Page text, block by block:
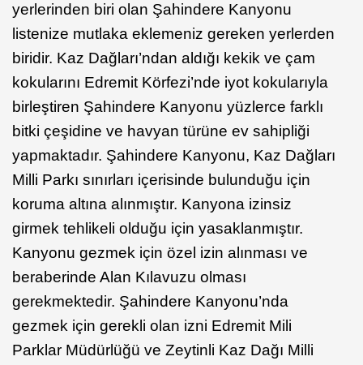
yerlerinden biri olan Şahindere Kanyonu
listenize mutlaka eklemeniz gereken yerlerden
biridir. Kaz Dağları’ndan aldığı kekik ve çam
kokularını Edremit Körfezi’nde iyot kokularıyla
birleştiren Şahindere Kanyonu yüzlerce farklı
bitki çeşidine ve havyan türüne ev sahipliği
yapmaktadır. Şahindere Kanyonu, Kaz Dağları
Milli Parkı sınırları içerisinde bulunduğu için
koruma altına alınmıştır. Kanyona izinsiz
girmek tehlikeli olduğu için yasaklanmıştır.
Kanyonu gezmek için özel izin alınması ve
beraberinde Alan Kılavuzu olması
gerekmektedir. Şahindere Kanyonu’nda
gezmek için gerekli olan izni Edremit Mili
Parklar Müdürlüğü ve Zeytinli Kaz Dağı Milli